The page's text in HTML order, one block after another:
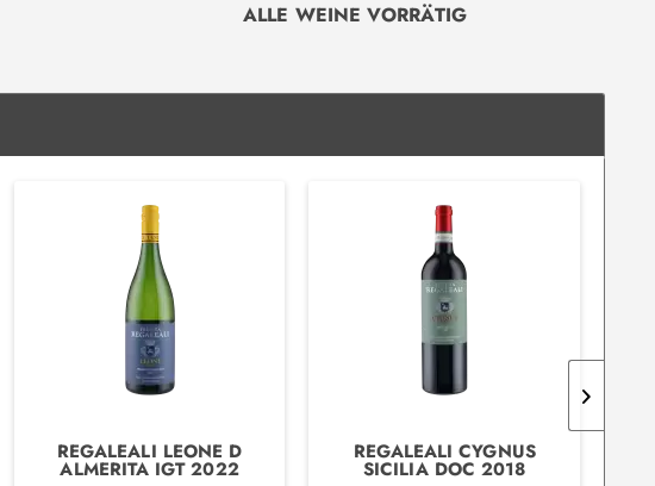
ALLE WEINE VORRÄTIG
REGALEALI LEONE D
ALMERITA IGT 2022
REGALEALI CYGNUS
SICILIA DOC 2018